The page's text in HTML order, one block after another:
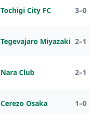
Tochigi City FC 3–0
Tegevajaro Miyazaki 2–1
Nara Club 2–1
Cerezo Osaka 1–0